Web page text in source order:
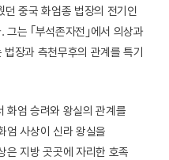
중국 화엄종 법장의 전기인
는 ｢부석존자전｣에서 의상과
장과 측천무후의 관계를 특기
화엄 승려와 왕실의 관계를
엄 사상이 신라 왕실을
은 지방 곳곳에 자리한 호족